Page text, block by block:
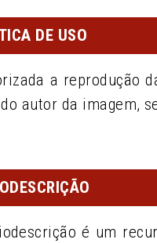
DE USO
a reprodução
autor da imagem,
é um